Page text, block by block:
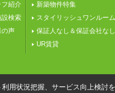
フ紹介
設検索
の声
新築物件特集
スタイリッシュワンルーム
保証人なし＆保証会社なし
UR賃貸
用状況把握、サービス向上検討